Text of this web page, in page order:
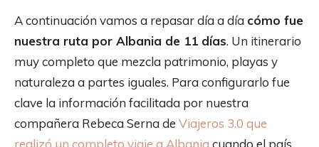
A continuación vamos a repasar día a día cómo fue
nuestra ruta por Albania de 11 días. Un itinerario
muy completo que mezcla patrimonio, playas y
naturaleza a partes iguales. Para configurarlo fue
clave la información facilitada por nuestra
compañera Rebeca Serna de Viajeros 3.0 que
realizó un completo viaje a Albania cuando el país